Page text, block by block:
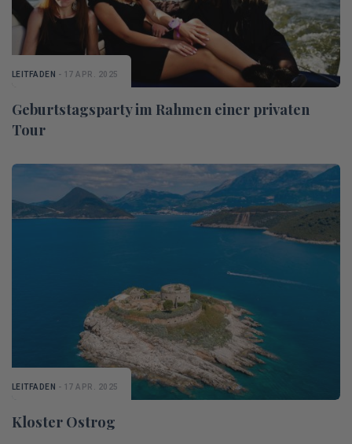
LEITFADEN - 17 APR. 2025
Geburtstagsparty im Rahmen einer privaten
Tour
LEITFADEN - 17 APR. 2025
Kloster Ostrog